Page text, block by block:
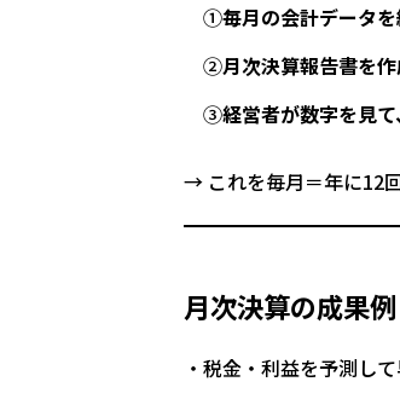
①毎月の会計データを
②月次決算報告書を
③経営者が数字を見
→ これを毎月＝年に12
月次決算の成果例
税金・利益を予測し